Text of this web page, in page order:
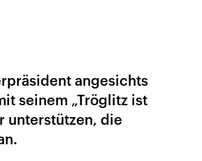
angesichts
seinem „Tröglitz ist
unterstützen, die